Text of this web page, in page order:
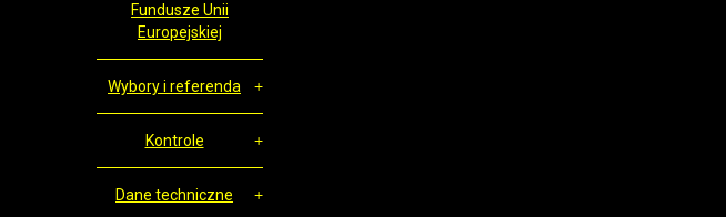
Fundusze Unii
Europejskiej
Wybory i referenda
Kontrole
Dane techniczne